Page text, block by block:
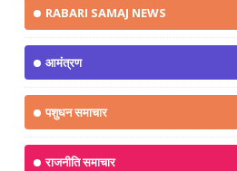
RABARI SAMAJ NEWS
आमंत्रण
पशुधन समाचार
राजनीति समाचार